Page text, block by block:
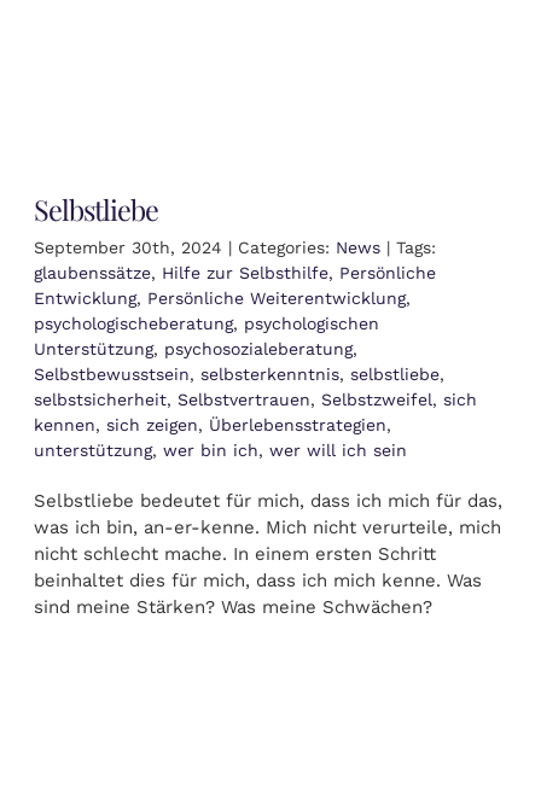
Selbstliebe
September 30th, 2024 | Categories: News | Tags:
glaubenssätze, Hilfe zur Selbsthilfe, Persönliche
Entwicklung, Persönliche Weiterentwicklung,
psychologischeberatung, psychologischen
Unterstützung, psychosozialeberatung,
Selbstbewusstsein, selbsterkenntnis, selbstliebe,
selbstsicherheit, Selbstvertrauen, Selbstzweifel, sich
kennen, sich zeigen, Überlebensstrategien,
unterstützung, wer bin ich, wer will ich sein
Selbstliebe bedeutet für mich, dass ich mich für das,
was ich bin, an-er-kenne. Mich nicht verurteile, mich
nicht schlecht mache. In einem ersten Schritt
beinhaltet dies für mich, dass ich mich kenne. Was
sind meine Stärken? Was meine Schwächen?